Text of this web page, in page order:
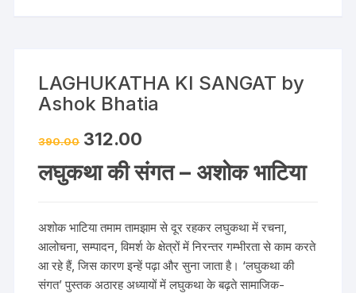
LAGHUKATHA KI SANGAT by
Ashok Bhatia
390.00 312.00
लघुकथा की संगत – अशोक भाटिया
अशोक भाटिया तमाम तामझाम से दूर रहकर लघुकथा में रचना,
आलोचना, सम्पादन, विमर्श के क्षेत्रों में निरन्तर गम्भीरता से काम करते
आ रहे हैं, जिस कारण इन्हें पढ़ा और सुना जाता है। ‘लघुकथा की
संगत’ पुस्तक अठारह अध्यायों में लघुकथा के बढ़ते सामाजिक-